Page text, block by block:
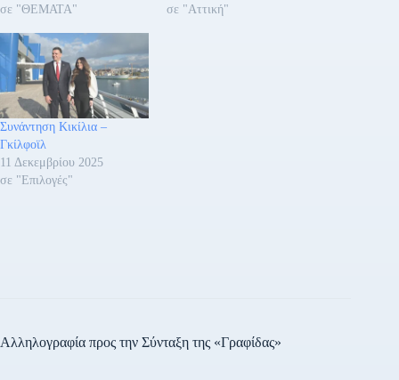
σε "ΘΕΜΑΤΑ"
σε "Αττική"
Συνάντηση Κικίλια –
Γκίλφοϊλ
11 Δεκεμβρίου 2025
σε "Επιλογές"
Αλληλογραφία προς την Σύνταξη της «Γραφίδας»